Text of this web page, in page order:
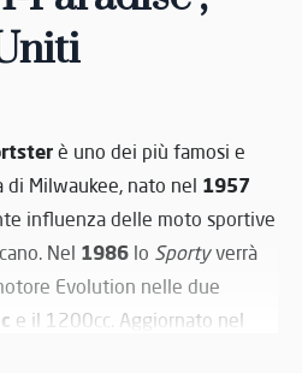
è uno dei più famosi e
di Milwaukee, nato nel 1957
influenza delle moto sportive
Nel 1986 lo Sportyverrà
Evolution nelle due
e il 1200cc. Aggiornato nel